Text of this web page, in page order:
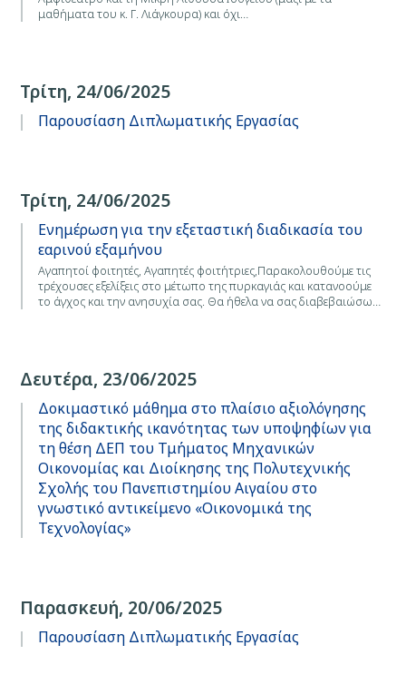
μαθήματα του κ. Γ. Λιάγκουρα) και όχι…
Τρίτη, 24/06/2025
Παρουσίαση Διπλωματικής Εργασίας
Τρίτη, 24/06/2025
Ενημέρωση για την εξεταστική διαδικασία του
εαρινού εξαμήνου
Αγαπητοί φοιτητές, Αγαπητές φοιτήτριες,Παρακολουθούμε τις
τρέχουσες εξελίξεις στο μέτωπο της πυρκαγιάς και κατανοούμε
το άγχος και την ανησυχία σας. Θα ήθελα να σας διαβεβαιώσω…
Δευτέρα, 23/06/2025
Δοκιμαστικό μάθημα στο πλαίσιο αξιολόγησης
της διδακτικής ικανότητας των υποψηφίων για
τη θέση ΔΕΠ του Τμήματος Μηχανικών
Οικονομίας και Διοίκησης της Πολυτεχνικής
Σχολής του Πανεπιστημίου Αιγαίου στο
γνωστικό αντικείμενο «Οικονομικά της
Τεχνολογίας»
Παρασκευή, 20/06/2025
Παρουσίαση Διπλωματικής Εργασίας